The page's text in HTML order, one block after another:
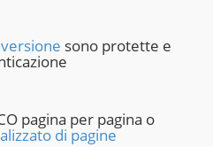
sono protette e
pagina per pagina o
di pagine